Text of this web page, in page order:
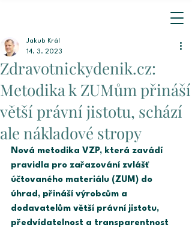
Zdravotnickydenik.cz:
Metodika k ZUMům přináší
větší právní jistotu, schází
ale nákladové stropy
Jakub Král
14. 3. 2023
Nová metodika VZP, která zavádí
pravidla pro zařazování zvlášť
účtovaného materiálu (ZUM) do
úhrad, přináší výrobcům a
dodavatelům větší právní jistotu,
předvídatelnost a transparentnost